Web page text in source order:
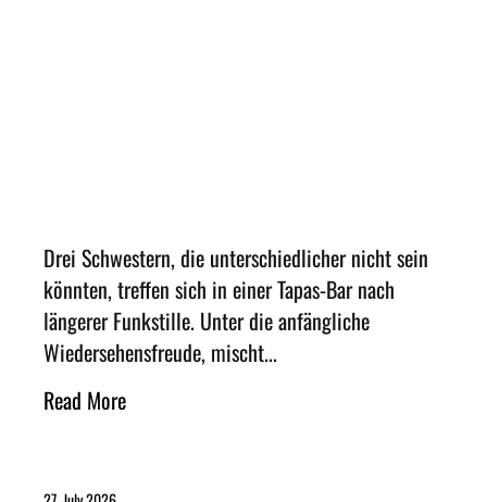
Drei Schwestern, die unterschiedlicher nicht sein
könnten, treffen sich in einer Tapas-Bar nach
längerer Funkstille. Unter die anfängliche
Wiedersehensfreude, mischt...
Read More